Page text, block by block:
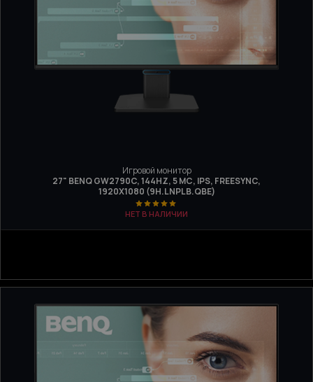
Игровой монитор
27" BENQ GW2790C, 144HZ, 5 МС, IPS, FREESYNC,
1920Х1080 (9H.LNPLB.QBE)
НЕТ В НАЛИЧИИ